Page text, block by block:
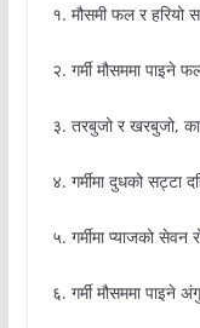
१. मौसमी फल र हरियो
२. गर्मी मौसममा पाइने
३. तरबुजो र खरबुजो,
४. गर्मीमा दुधको सट्टा
५. गर्मीमा प्याजको सेवन
६. गर्मी मौसममा पाइने